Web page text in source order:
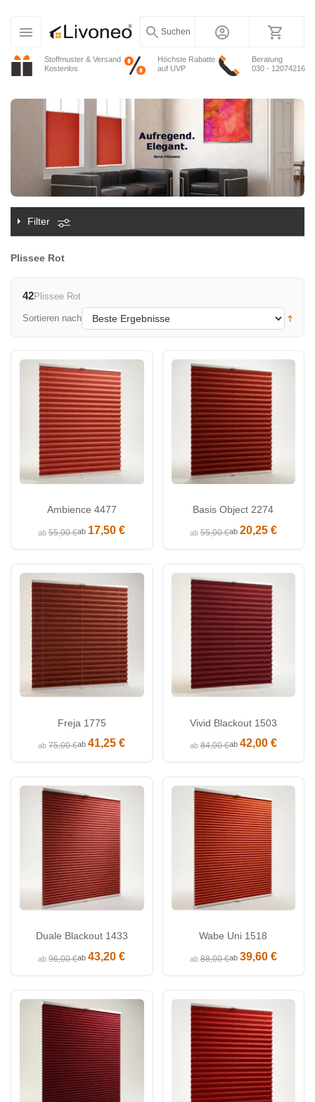
Stoffmuster & Versand
Kostenlos
Höchste Rabatte
auf UVP
Beratung
030 - 12074216
Suchen
Filter
Plissee Rot
42Plissee Rot
Sortieren nach
Ambience 4477
ab55,00 €ab 17,50 €
Basis Object 2274
ab55,00 €ab 20,25 €
Freja 1775
ab75,00 €ab41,25 €
Vivid Blackout 1503
ab84,00 €ab 42,00 €
Duale Blackout 1433
ab96,00 €ab43,20 €
Wabe Uni 1518
ab88,00 €ab 39,60 €